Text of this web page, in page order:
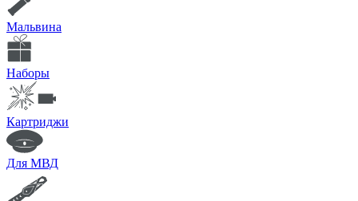
Мальвина
Наборы
Картриджи
Для МВД